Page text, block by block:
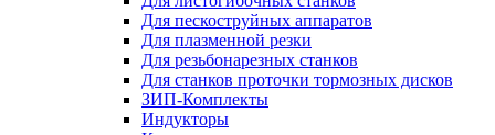
Для пескоструйных аппаратов
Для плазменной резки
Для резьбонарезных станков
Для станков проточки тормозных дисков
ЗИП-Комплекты
Индукторы